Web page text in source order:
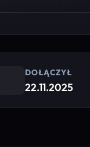
DOŁĄCZYŁ
22.11.2025